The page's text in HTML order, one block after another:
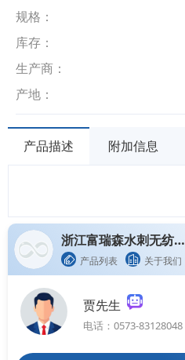
规格：
库存：
生产商：
产地：
产品描述 附加信息
浙江富瑞森水刺无纺布有限公司
产品列表 关于我们
贾先生
电话：0573-83128048